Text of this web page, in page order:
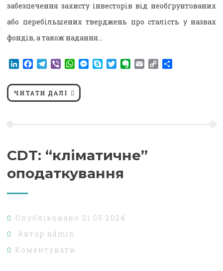
забезпечення захисту інвесторів від необґрунтованих
або перебільшених тверджень про сталість у назвах
фондів, а також надання…
LinkedIn
Facebook
Telegram
ViberWhatsApp
Messenger
SkypeTwitterEvernote
EmailCopy
ЧИТАТИ ДАЛІ
CDT: “кліматичне”
оподаткування
Опубліковано 01.05.2024
Автор admin
Коментувати